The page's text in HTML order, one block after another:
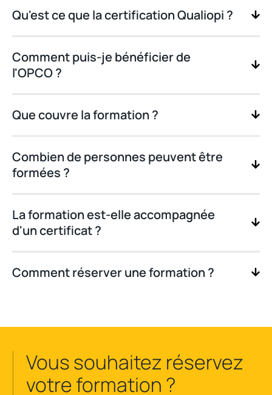
Qu'est ce que la certification Qualiopi ?
Comment puis-je bénéficier de
l'OPCO ?
Que couvre la formation ?
Combien de personnes peuvent être
formées ?
La formation est-elle accompagnée
d'un certificat ?
Comment réserver une formation ?
Vous souhaitez réservez
votre formation ?